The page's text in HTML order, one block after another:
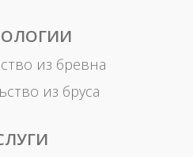
из бревна
из бруса